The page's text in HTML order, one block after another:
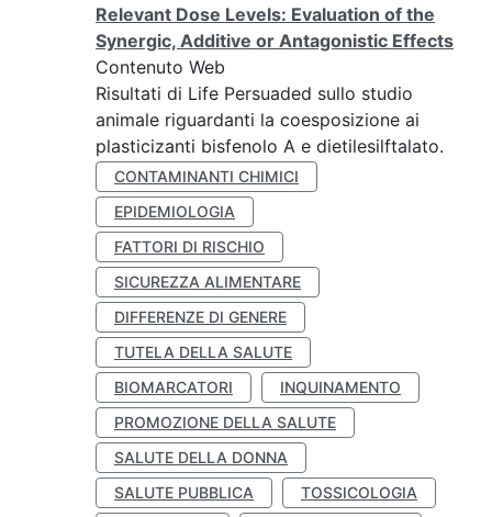
Relevant Dose Levels: Evaluation of the
Synergic, Additive or Antagonistic Effects
Contenuto Web
Risultati di Life Persuaded sullo studio
animale riguardanti la coesposizione ai
plasticizanti bisfenolo A e dietilesilftalato.
CONTAMINANTI CHIMICI
EPIDEMIOLOGIA
FATTORI DI RISCHIO
SICUREZZA ALIMENTARE
DIFFERENZE DI GENERE
TUTELA DELLA SALUTE
BIOMARCATORI
INQUINAMENTO
PROMOZIONE DELLA SALUTE
SALUTE DELLA DONNA
SALUTE PUBBLICA
TOSSICOLOGIA